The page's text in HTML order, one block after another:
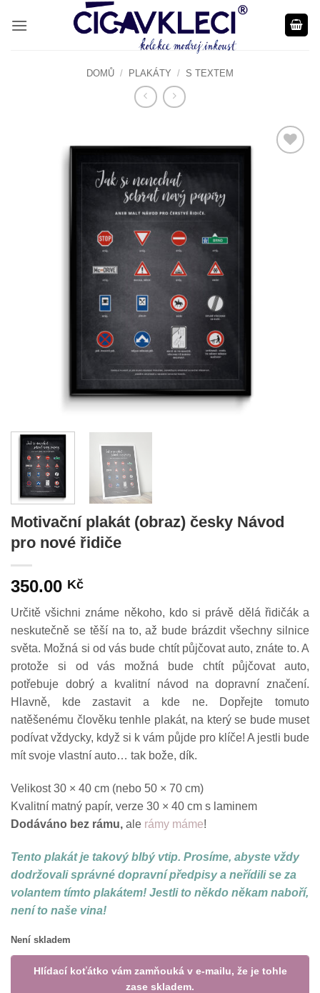
DOMŮ / PLAKÁTY / S TEXTEM
Motivační plakát (obraz) česky Návod
pro nové řidiče
350.00 Kč
Určitě všichni známe někoho, kdo si právě dělá řidičák a
neskutečně se těší na to, až bude brázdit všechny silnice
světa. Možná si od vás bude chtít půjčovat auto, znáte to. A
protože si od vás možná bude chtít půjčovat auto,
potřebuje dobrý a kvalitní návod na dopravní značení.
Hlavně, kde zastavit a kde ne. Dopřejte tomuto
natěšenému člověku tenhle plakát, na který se bude muset
podívat vždycky, když si k vám půjde pro klíče! A jestli bude
mít svoje vlastní auto… tak bože, dík.
Velikost 30 × 40 cm (nebo 50 × 70 cm)
Kvalitní matný papír, verze 30 × 40 cm s laminem
Dodáváno bez rámu, ale rámy máme!
Tento plakát je takový blbý vtip. Prosíme, abyste vždy
dodržovali správné dopravní předpisy a neřídili se za
volantem tímto plakátem! Jestli to někdo někam naboří,
není to naše vina!
Není skladem
Hlídací koťátko vám zamňouká v e-mailu, že je tohle
zase skladem.